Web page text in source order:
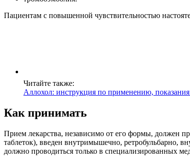
Пациентам с повышенной чувствительностью
Читайте также:
Аллохол: инструкция по применению,
Как принимать
Прием лекарства, независимо от его формы, должен
таблеток), введен внутримышечно, ретробульбарно,
должно проводиться только в специализированных